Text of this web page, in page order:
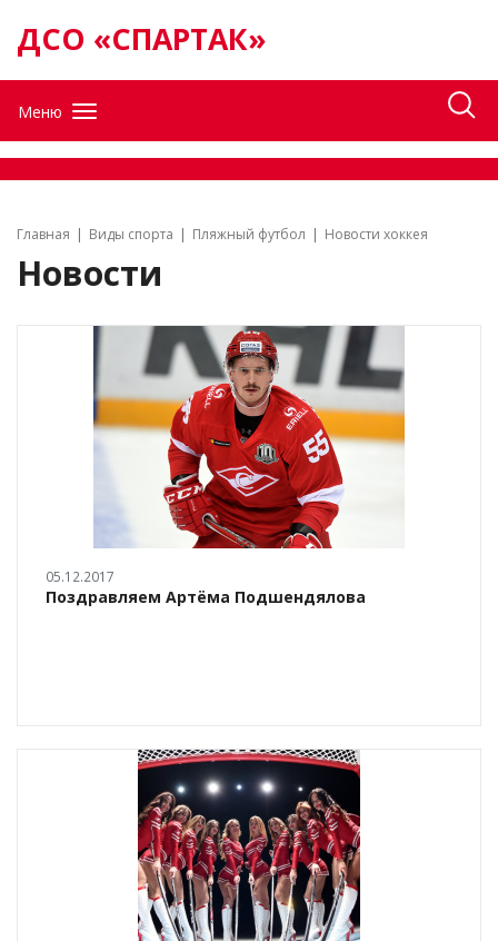
ДСО «СПАРТАК»
Меню
Главная Виды спорта Пляжный футбол Новости хоккея
Новости
05.12.2017
Поздравляем Артёма Подшендялова